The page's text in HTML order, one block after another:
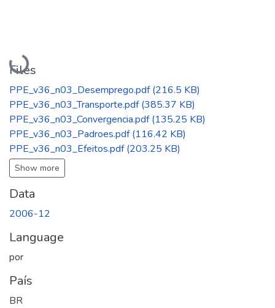
Loading...
Files
PPE_v36_n03_Desemprego.pdf(216.5 KB)
PPE_v36_n03_Transporte.pdf(385.37 KB)
PPE_v36_n03_Convergencia.pdf(135.25 KB)
PPE_v36_n03_Padroes.pdf(116.42 KB)
PPE_v36_n03_Efeitos.pdf(203.25 KB)
Show more
Data
2006-12
Language
por
País
BR